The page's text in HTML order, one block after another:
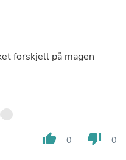
forskjell på magen
thumb_up 0 thumb_down 0